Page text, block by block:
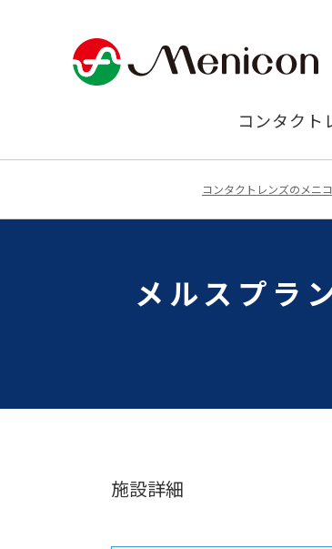
コンタクト
コンタクトレンズのメニ
メルスプラ
施設詳細